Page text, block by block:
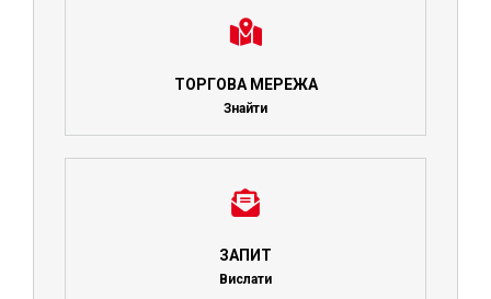
ТОРГОВА МЕРЕЖА
Знайти
ЗАПИТ
Вислати